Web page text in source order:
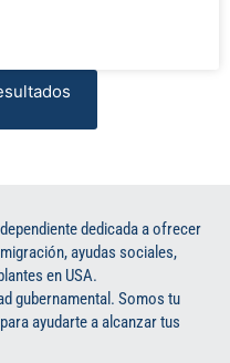
dedicada a ofrecer
ayudas sociales,
en USA.
gubernamental. Somos tu
ayudarte a alcanzar tus